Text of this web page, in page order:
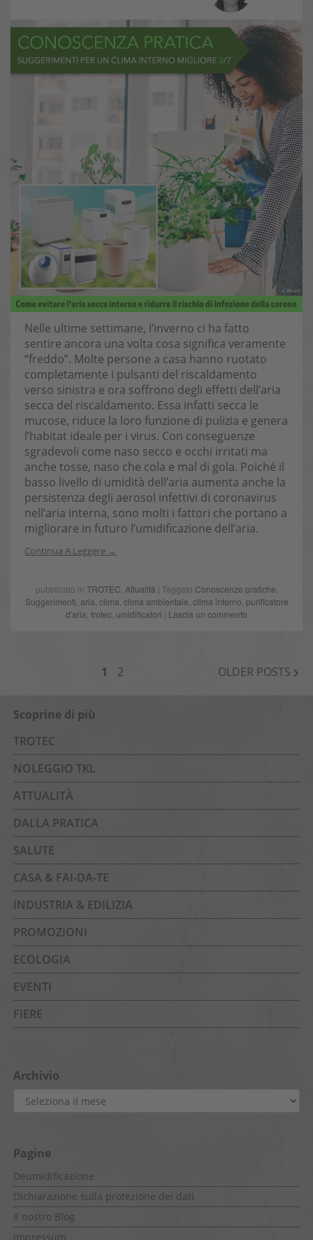
Nelle ultime settimane, l’inverno ci ha fatto
sentire ancora una volta cosa significa veramente
“freddo”. Molte persone a casa hanno ruotato
completamente i pulsanti del riscaldamento
verso sinistra e ora soffrono degli effetti dell’aria
secca del riscaldamento. Essa infatti secca le
mucose, riduce la loro funzione di pulizia e genera
l’habitat ideale per i virus. Con conseguenze
sgradevoli come naso secco e occhi irritati ma
anche tosse, naso che cola e mal di gola. Poiché il
basso livello di umidità dell’aria aumenta anche la
persistenza degli aerosol infettivi di coronavirus
nell’aria interna, sono molti i fattori che portano a
migliorare in futuro l’umidificazione dell’aria.
Continua A Leggere
pubblicato in TROTEC Attualità | Taggato Conoscenze pratiche
Suggerimenti aria clima clima ambientale clima interno purificatore
d'aria trotec umidificatori | Lascia un commento
1 2 OLDER POSTS
Scoprine di più
TROTEC
NOLEGGIO TKL
ATTUALITÀ
DALLA PRATICA
SALUTE
CASA & FAI-DA-TE
INDUSTRIA & EDILIZIA
PROMOZIONI
ECOLOGIA
EVENTI
FIERE
Archivio
Archivio
Pagine
Deumidificazione
Dichiarazione sulla protezione dei dati
Il nostro Blog
Impressum